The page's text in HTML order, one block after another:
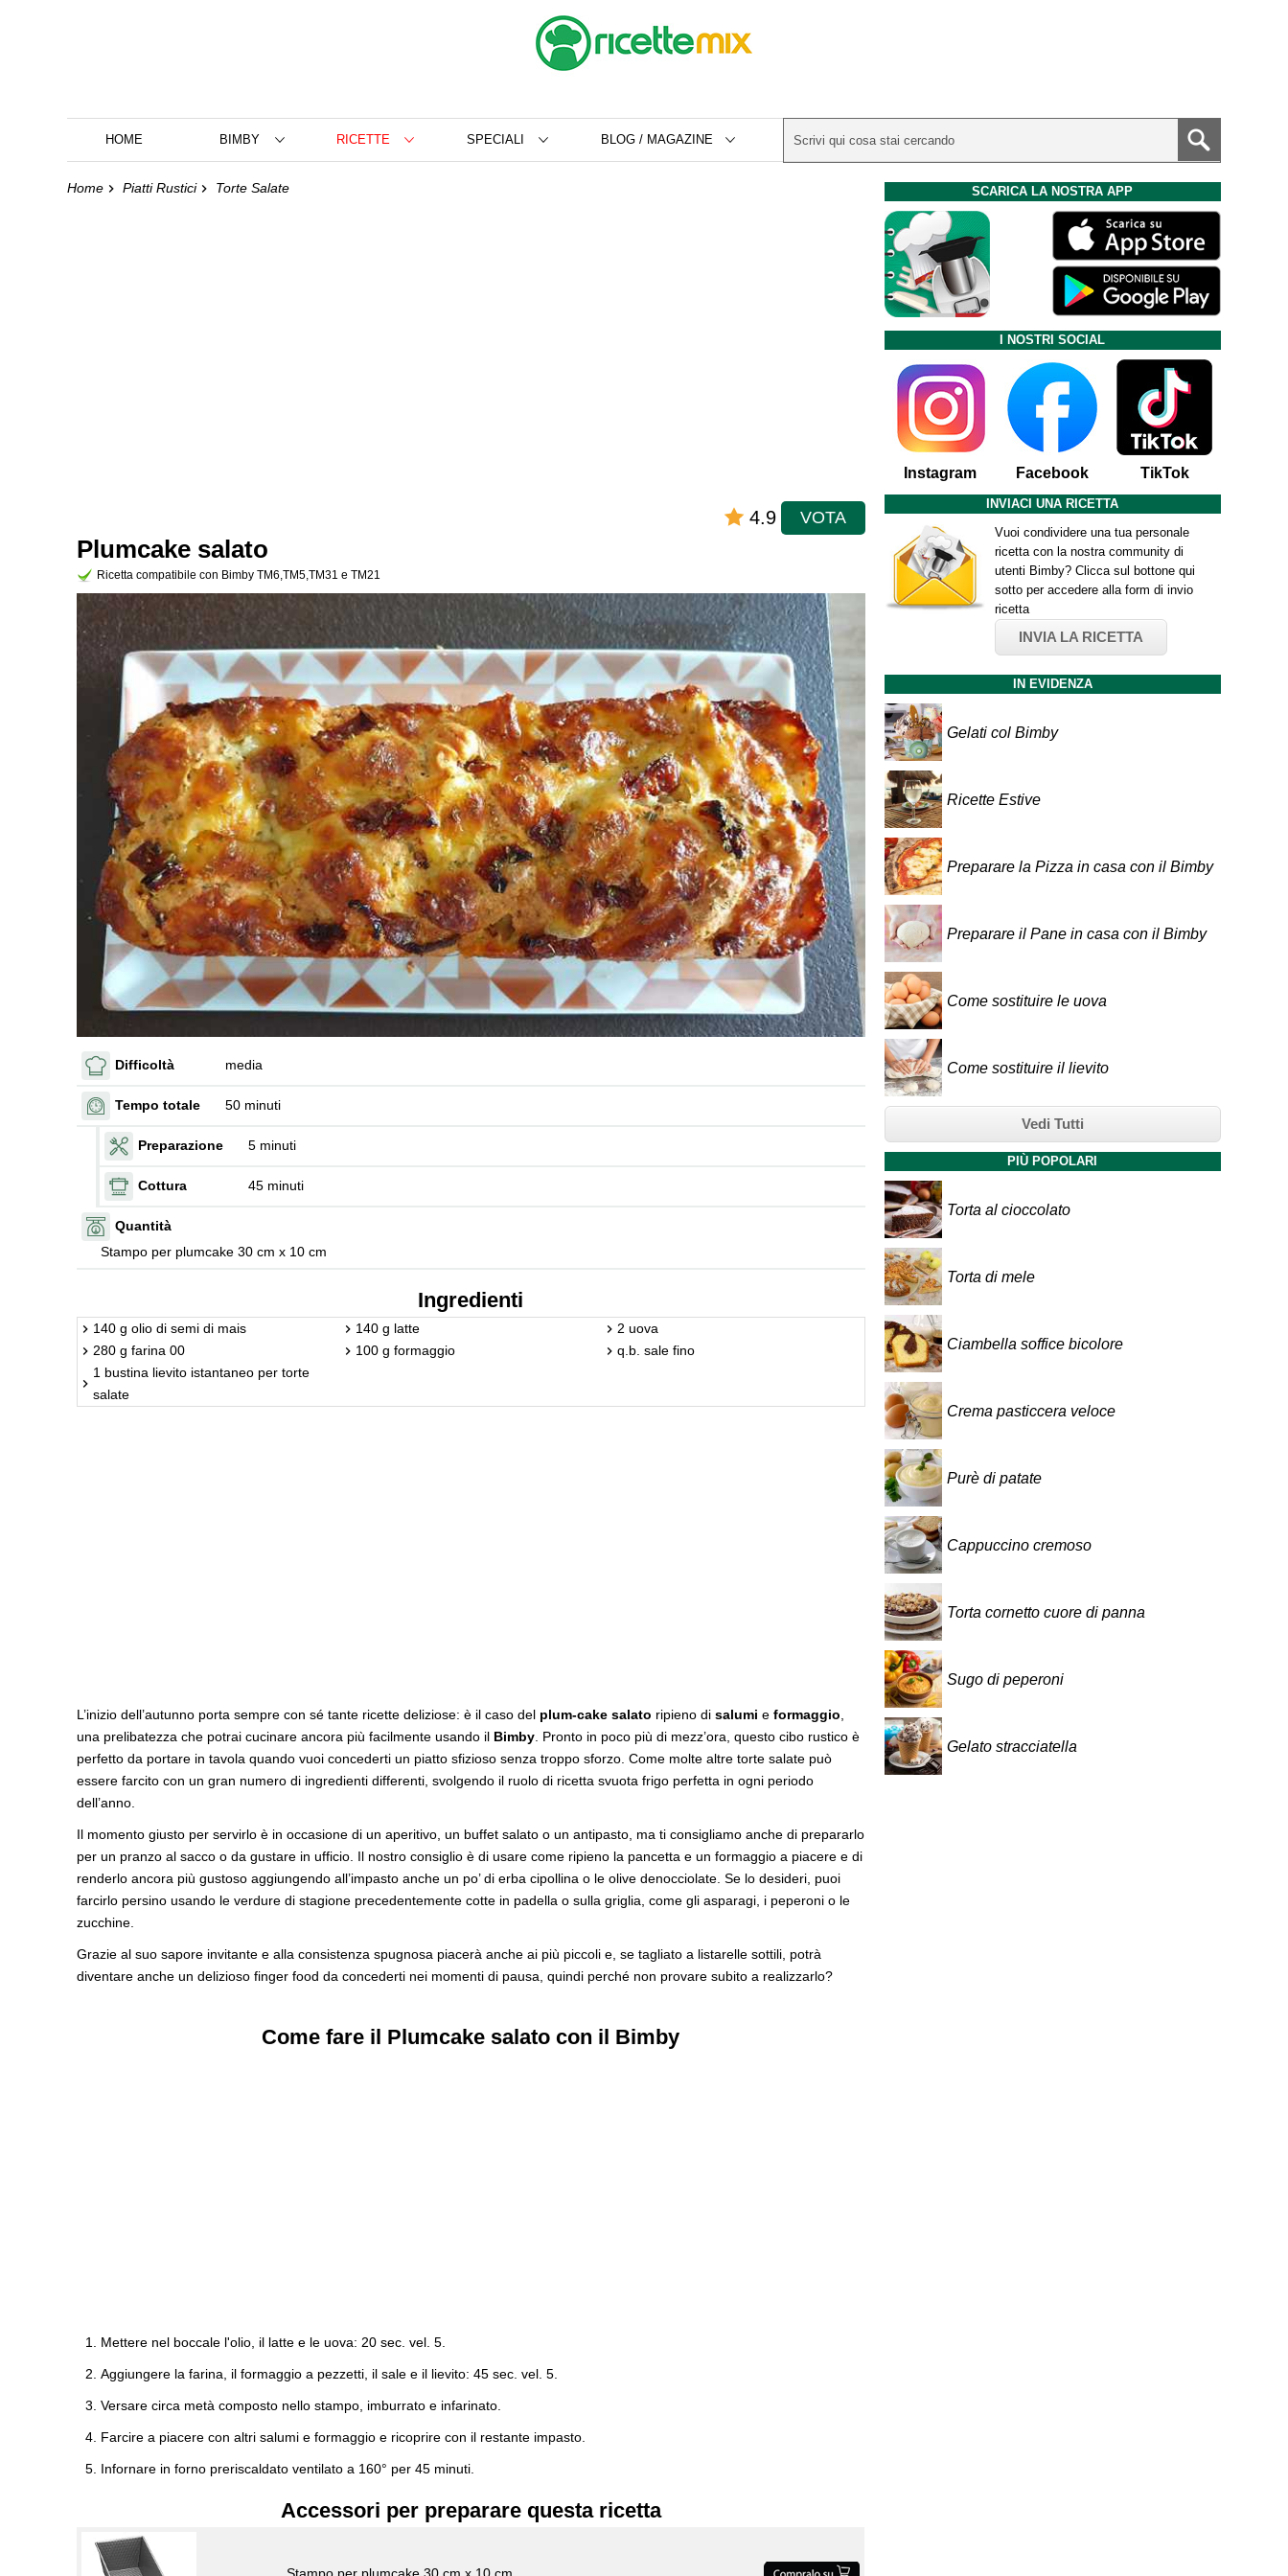
HOME BIMBY RICETTE SPECIALI BLOG / MAGAZINE
Home Piatti Rustici Torte Salate
4.9 VOTA
Plumcake salato
Ricetta compatibile con Bimby TM6,TM5,TM31 e TM21
Difficoltà media
Tempo totale 50 minuti
Preparazione 5 minuti
Cottura 45 minuti
Quantità
Stampo per plumcake 30 cm x 10 cm
Ingredienti
140 g olio di semi di mais 140 g latte
2 uova
280 g farina 00
100 g formaggio
q.b. sale fino
1 bustina lievito istantaneo per torte
salate
L’inizio dell’autunno porta sempre con sé tante ricette deliziose: è il caso del plum-cake salato ripieno di salumi e formaggio
una prelibatezza che potrai cucinare ancora più facilmente usando il Bimby . Pronto in poco più di mezz’ora, questo cibo rustico è
perfetto da portare in tavola quando vuoi concederti un piatto sfizioso senza troppo sforzo. Come molte altre torte salate può
essere farcito con un gran numero di ingredienti differenti, svolgendo il ruolo di ricetta svuota frigo perfetta in ogni periodo
dell’anno.
Il momento giusto per servirlo è in occasione di un aperitivo, un buffet salato o un antipasto, ma ti consigliamo anche di prepararlo
per un pranzo al sacco o da gustare in ufficio. Il nostro consiglio è di usare come ripieno la pancetta e un formaggio a piacere e di
renderlo ancora più gustoso aggiungendo all’impasto anche un po’ di erba cipollina o le olive denocciolate. Se lo desideri, puoi
farcirlo persino usando le verdure di stagione precedentemente cotte in padella o sulla griglia, come gli asparagi, i peperoni o le
zucchine.
Grazie al suo sapore invitante e alla consistenza spugnosa piacerà anche ai più piccoli e, se tagliato a listarelle sottili, potrà
diventare anche un delizioso finger food da concederti nei momenti di pausa, quindi perché non provare subito a realizzarlo?
Come fare il Plumcake salato con il Bimby
Mettere nel boccale l'olio, il latte e le uova: 20 sec. vel. 5.
Aggiungere la farina, il formaggio a pezzetti, il sale e il lievito: 45 sec. vel. 5.
Versare circa metà composto nello stampo, imburrato e infarinato.
Farcire a piacere con altri salumi e formaggio e ricoprire con il restante impasto.
Infornare in forno preriscaldato ventilato a 160° per 45 minuti.
Accessori per preparare questa ricetta
SCARICA LA NOSTRA APP
I NOSTRI SOCIAL
Instagram Facebook TikTok
INVIACI UNA RICETTA
Vuoi condividere una tua personale
ricetta con la nostra community di
utenti Bimby? Clicca sul bottone qui
sotto per accedere alla form di invio
ricetta
INVIA LA RICETTA
IN EVIDENZA
Gelati col Bimby
Ricette Estive
Preparare la Pizza in casa con il Bimby
Preparare il Pane in casa con il Bimby
Come sostituire le uova
Come sostituire il lievito
Vedi Tutti
PIÙ POPOLARI
Torta al cioccolato
Torta di mele
Ciambella soffice bicolore
Crema pasticcera veloce
Purè di patate
Cappuccino cremoso
Torta cornetto cuore di panna
Sugo di peperoni
Gelato stracciatella